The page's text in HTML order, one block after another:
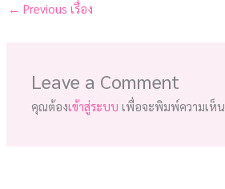
← Previous เรื่อง
Leave a Comment
คุณต้องเข้าสู่ระบบ เพื่อจะพิมพ์ความเห็น